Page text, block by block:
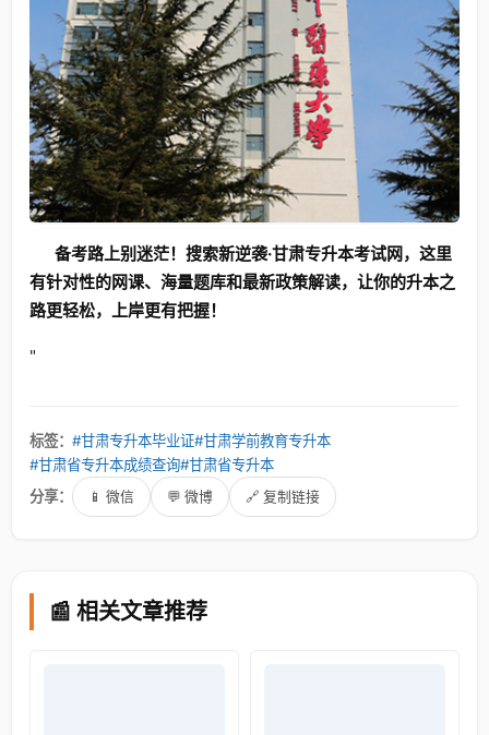
备考路上别迷茫！搜索新逆袭·甘肃专升本考试网，这里
有针对性的网课、海量题库和最新政策解读，让你的升本之
路更轻松，上岸更有把握！
"
标签： #甘肃专升本毕业证#甘肃学前教育专升本
#甘肃省专升本成绩查询#甘肃省专升本
分享：
📱 微信 💬 微博 🔗 复制链接
📰 相关文章推荐